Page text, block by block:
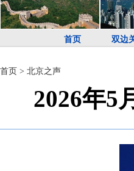
首页 双边
首页 > 北京之声
2026年5